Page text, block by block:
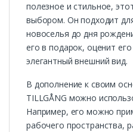
полезное и стильное,
выбором. Он подходит
новоселья до дня
его в подарок, оценит
элегантный внешний вид.
В дополнение к своим
TILLGÅNG можно
Например, его можно
рабочего пространства,